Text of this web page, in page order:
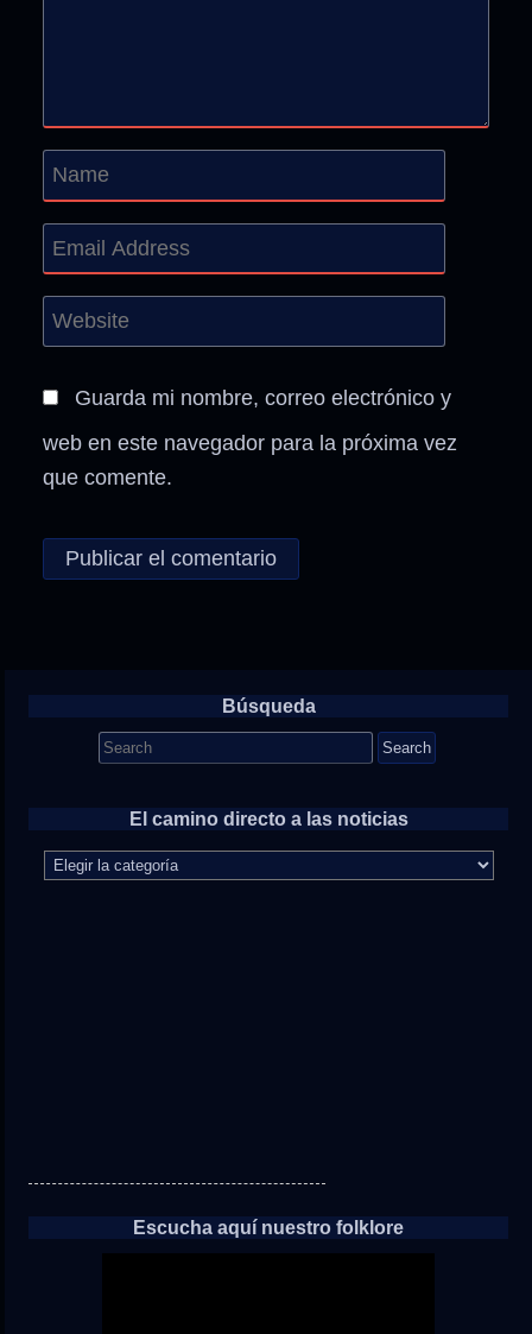
Guarda mi nombre, correo electrónico y
web en este navegador para la próxima vez
que comente.
Búsqueda
Search
for:
El camino directo a las noticias
camino
Escucha aquí nuestro folklore